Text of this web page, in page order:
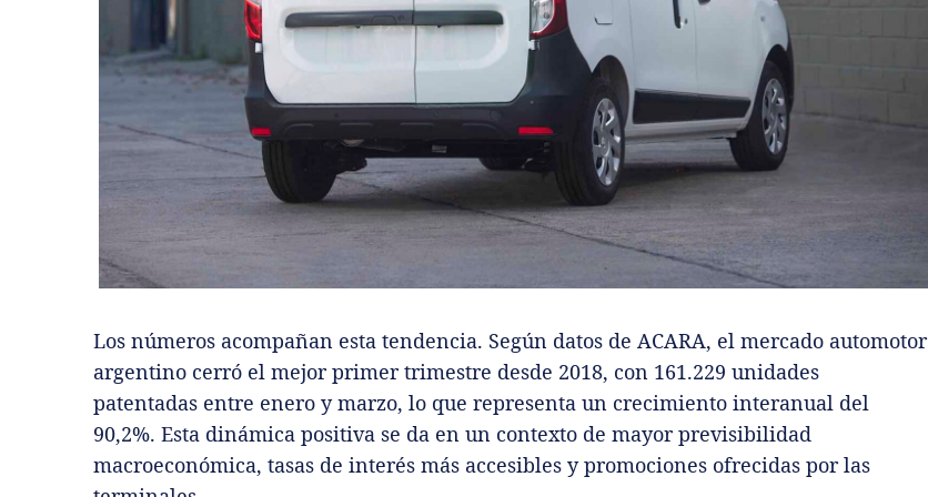
Los números acompañan esta tendencia. Según datos de ACARA, el mercado automotor
argentino cerró el mejor primer trimestre desde 2018, con 161.229 unidades
patentadas entre enero y marzo, lo que representa un crecimiento interanual del
90,2%. Esta dinámica positiva se da en un contexto de mayor previsibilidad
macroeconómica, tasas de interés más accesibles y promociones ofrecidas por las